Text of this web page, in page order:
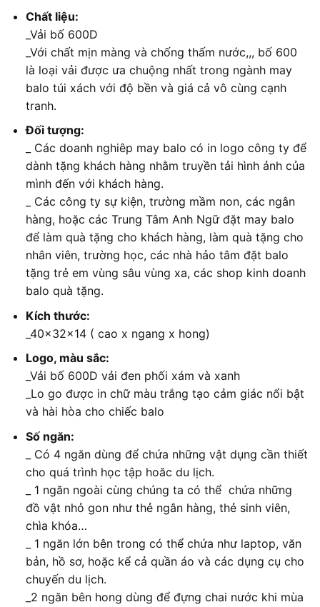
Chất liệu:
_Vải bố 600D
_Với chất mịn màng và chống thấm nước,,, bố 600
là loại vải được ưa chuộng nhất trong ngành may
balo túi xách với độ bền và giá cả vô cùng cạnh
tranh.
Đối tượng:
_ Các doanh nghiêp may balo có in logo công ty để
dành tặng khách hàng nhằm truyền tải hình ảnh của
mình đến với khách hàng.
_ Các công ty sự kiện, trường mầm non, các ngân
hàng, hoặc các Trung Tâm Anh Ngữ đặt may balo
để làm quà tặng cho khách hàng, làm quà tặng cho
nhân viên, trường học, các nhà hảo tâm đặt balo
tặng trẻ em vùng sâu vùng xa, các shop kinh doanh
balo quà tặng.
Kích thước:
_40x32x14 ( cao x ngang x hong)
Logo, màu sắc:
_Vải bố 600D vải đen phối xám và xanh
_Lo go được in chữ màu trắng tạo cảm giác nổi bật
và hài hòa cho chiếc balo
Số ngăn:
_ Có 4 ngăn dùng để chứa những vật dụng cần thiết
cho quá trình học tập hoăc du lịch.
_ 1 ngăn ngoài cùng chúng ta có thể chứa những
đồ vật nhỏ gon như thẻ ngân hàng, thẻ sinh viên,
chìa khóa…
_ 1 ngăn lớn bên trong có thể chứa như laptop, văn
bản, hồ sơ, hoặc kể cả quần áo và các dụng cụ cho
chuyến du lịch.
_2 ngăn bên hong dùng để đựng chai nước khi mùa